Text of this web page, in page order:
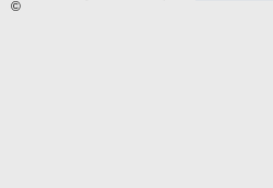
©